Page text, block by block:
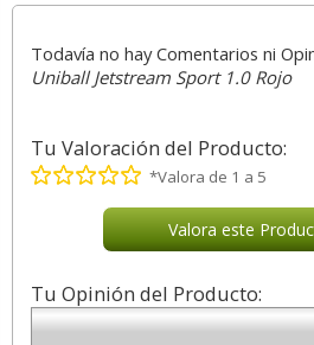
Todavía no hay Comentarios ni
Uniball Jetstream Sport 1.0 Rojo
Tu Valoración del Producto:
*Valora de 1 a 5
Valora este
Tu Opinión del Producto: